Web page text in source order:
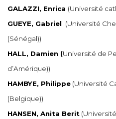
GALAZZI, Enrica (Université
GUEYE, Gabriel (Université
(Sénégal))
HALL, Damien (Université de
d’Amérique))
HAMBYE, Philippe (Université
(Belgique))
HANSEN, Anita Berit